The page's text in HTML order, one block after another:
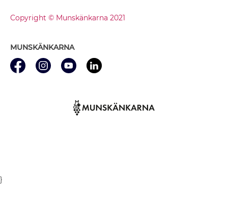
Copyright © Munskänkarna 2021
MUNSKÄNKARNA
}